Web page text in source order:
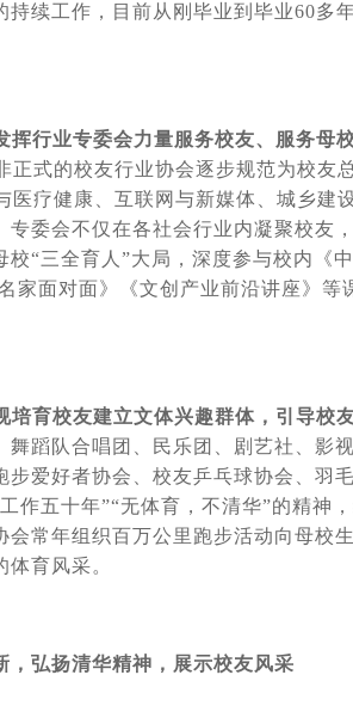
续工作，目前从刚毕业到毕业60多
挥行业专委会力量服务校友、服务母
正式的校友行业协会逐步规范为校友
医疗健康、互联网与新媒体、城乡建
专委会不仅在各社会行业内凝聚校友
校“三全育人”大局，深度参与校内《
家面对面》《文创产业前沿讲座》等
培育校友建立文体兴趣群体，引导校
舞蹈队合唱团、民乐团、剧艺社、影
步爱好者协会、校友乒乓球协会、羽
作五十年”“无体育，不清华”的精神
会常年组织百万公里跑步活动向母校
育风采。
，弘扬清华精神，展示校友风采